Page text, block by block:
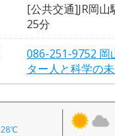
[公共交通]JR岡
25分
086-251-9752 岡
ター人と科学の
28℃